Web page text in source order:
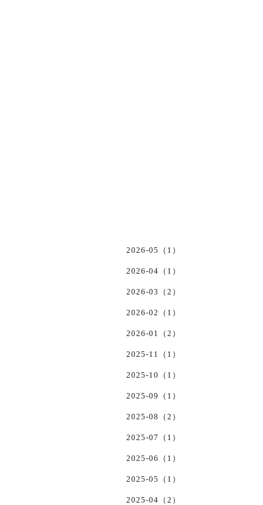
2026-05（1）
2026-04（1）
2026-03（2）
2026-02（1）
2026-01（2）
2025-11（1）
2025-10（1）
2025-09（1）
2025-08（2）
2025-07（1）
2025-06（1）
2025-05（1）
2025-04（2）